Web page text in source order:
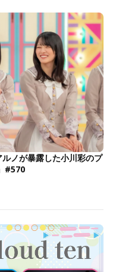
ノが暴露した小川彩のプ
#570